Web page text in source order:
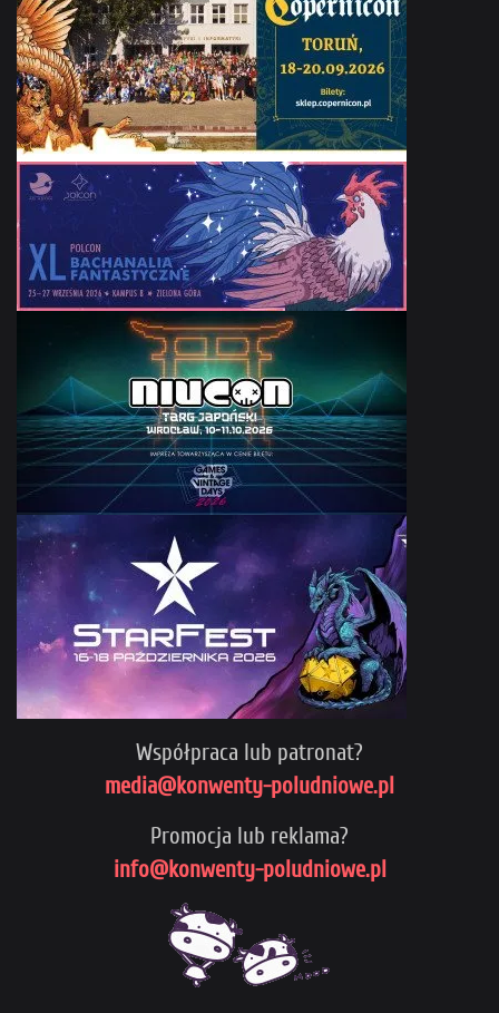
Współpraca lub patronat?
media@konwenty-poludniowe.pl
Promocja lub reklama?
info@konwenty-poludniowe.pl